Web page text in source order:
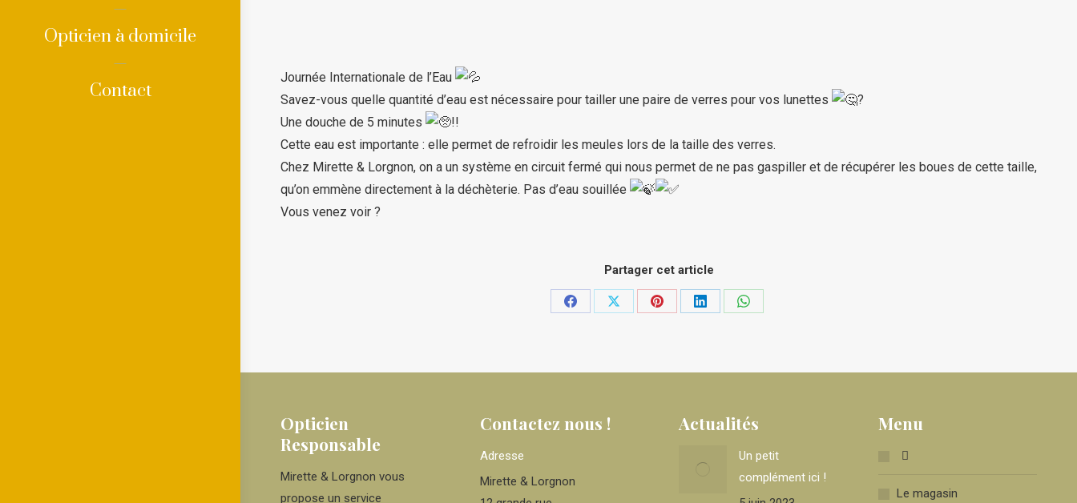
Opticien à domicile
Contact
Journée Internationale de l’Eau
Savez-vous quelle quantité d’eau est nécessaire pour tailler une paire de verres pour vos lunettes
?
Une douche de 5 minutes
!!
Cette eau est importante : elle permet de refroidir les meules lors de la taille des verres.
Chez Mirette & Lorgnon, on a un système en circuit fermé qui nous permet de ne pas gaspiller et de récupérer les boues de cette taille,
qu’on emmène directement à la déchèterie. Pas d’eau souillée
Vous venez voir ?
Partager cet article
PartagerPartagerPartagerPartagerPartager
Opticien
Responsable
Mirette & Lorgnon vous
propose un service
Contactez nous !
Adresse
Mirette & Lorgnon
Actualités
Un petit
complément ici !
Menu
Le magasin